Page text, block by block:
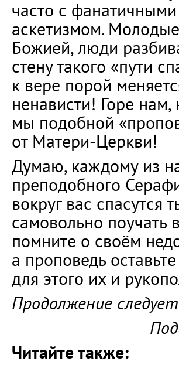
часто с
аскетизмом.
Божией, люди
стену такого «пути
к вере порой
ненависти! Горе
мы подобной
от Матери-Церкви!
Думаю, каждому из
преподобного
вокруг вас спасутся
самовольно поучать
помните о своём
а проповедь
для этого их и
Продолжение следует
Читайте также: